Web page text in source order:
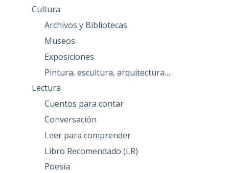
Cultura
Archivos y Bibliotecas
Museos
Exposiciones
Pintura, escultura, arquitectura…
Lectura
Cuentos para contar
Conversación
Leer para comprender
Libro Recomendado (LR)
Poesía